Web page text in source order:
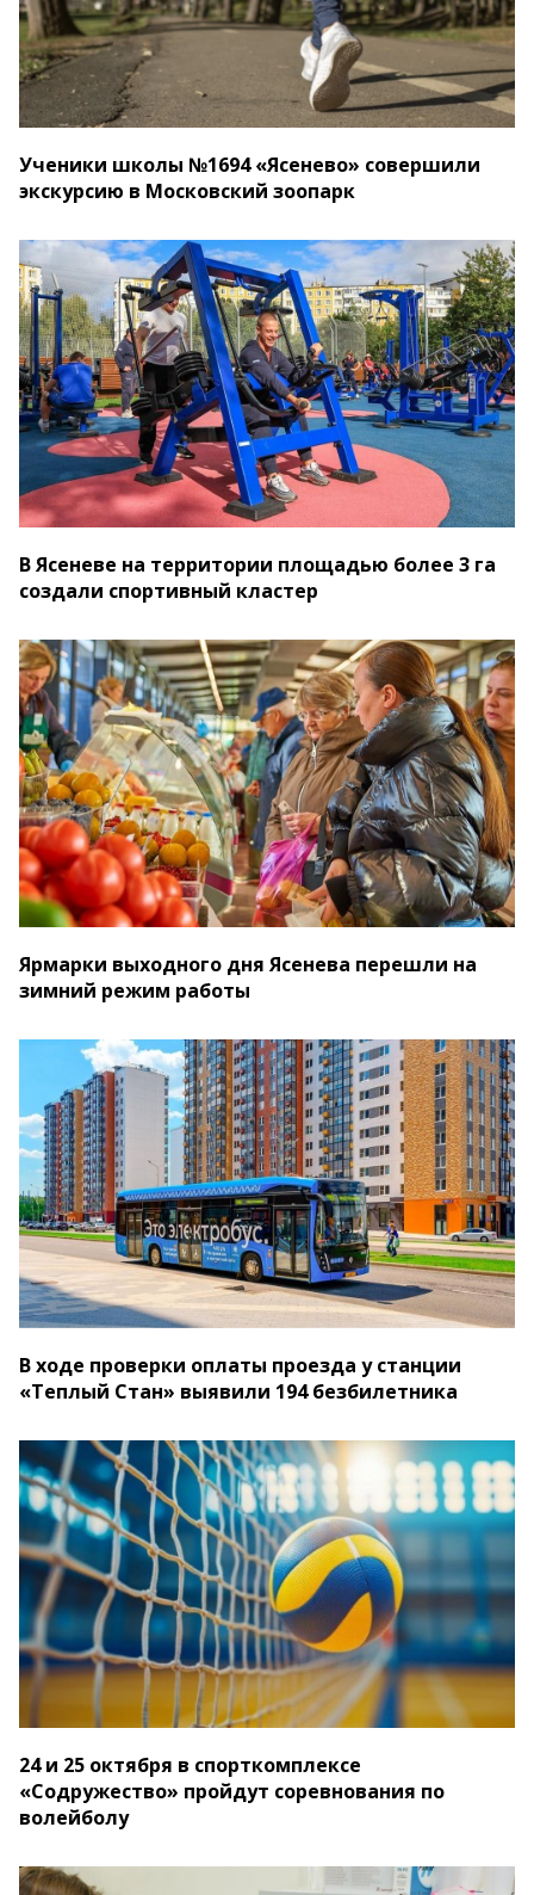
Ученики школы №1694 «Ясенево» совершили
экскурсию в Московский зоопарк
В Ясеневе на территории площадью более 3 га
создали спортивный кластер
Ярмарки выходного дня Ясенева перешли на
зимний режим работы
В ходе проверки оплаты проезда у станции
«Теплый Стан» выявили 194 безбилетника
24 и 25 октября в спорткомплексе
«Содружество» пройдут соревнования по
волейболу